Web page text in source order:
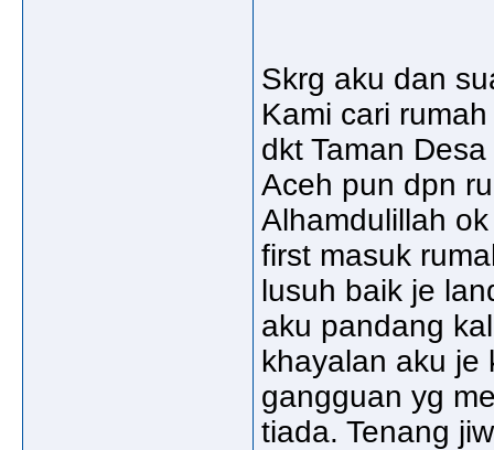
Skrg aku dan
Kami cari
dkt Taman
Aceh pun dpn
Alhamdulillah
first masuk
lusuh baik je
aku pandang
khayalan aku je
gangguan yg
tiada. Tenang